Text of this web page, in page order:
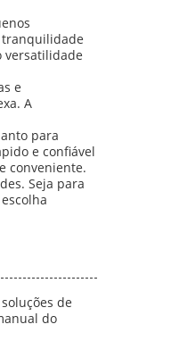
tranquilidade
versatilidade
e
A
para
e confiável
conveniente.
Seja para
de
do